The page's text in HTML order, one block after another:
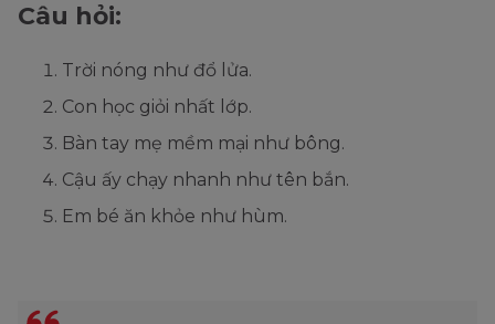
Câu hỏi:
Trời nóng như đổ lửa.
Con học giỏi nhất lớp.
Bàn tay mẹ mềm mại như bông.
Cậu ấy chạy nhanh như tên bắn.
Em bé ăn khỏe như hùm.